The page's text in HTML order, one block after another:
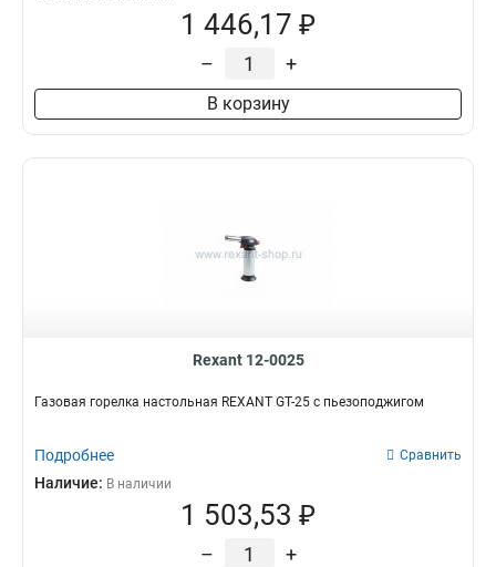
1 446,17 ₽
– +
В корзину
Rexant 12-0025
Газовая горелка настольная REXANT GT-25 с пьезоподжигом
Подробнее Сравнить
Наличие: В наличии
1 503,53 ₽
– +